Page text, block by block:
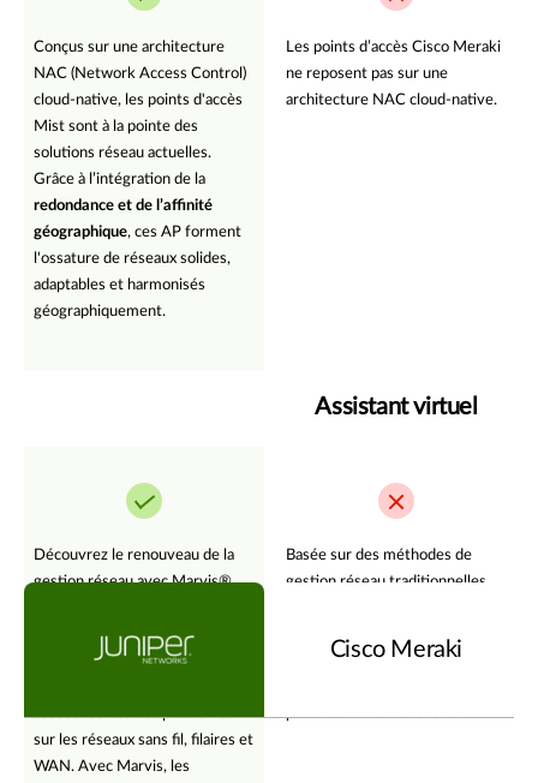
Cisco Meraki
Conçus sur une architecture
NAC (Network Access Control)
cloud-native, les points d'accès
Mist sont à la pointe des
solutions réseau actuelles.
Grâce à l’intégration de la
redondance et de l’affinité
géographique, ces AP forment
l'ossature de réseaux solides,
adaptables et harmonisés
géographiquement.
Les points d’accès Cisco Meraki
ne reposent pas sur une
architecture NAC cloud-native.
Assistant virtuel
Découvrez le renouveau de la
gestion réseau avec Marvis®,
Juniper. Grâce au
machine learning supervisé,
causes racines des problèmes
sur les réseaux sans fil, filaires et
WAN. Avec Marvis, les
Basée sur des méthodes de
gestion réseau traditionnelles,
de bord et des journaux pour
problèmes et les résoudre.